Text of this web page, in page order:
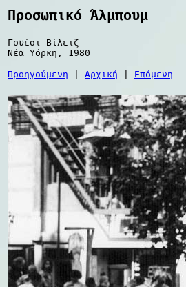
Προσωπικό Άλμπουμ
Γουέστ Βίλετζ
Νέα Υόρκη, 1980
Προηγούμενη Αρχική Επόμενη